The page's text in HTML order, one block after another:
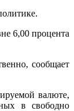
6,00 процента
сообщает
валюте,
в свободно